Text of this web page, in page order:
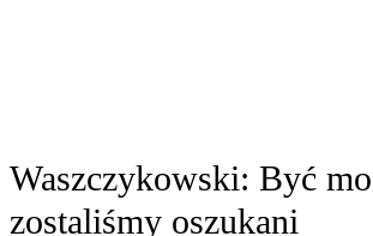
Waszczykowski: Być
zostaliśmy oszukani